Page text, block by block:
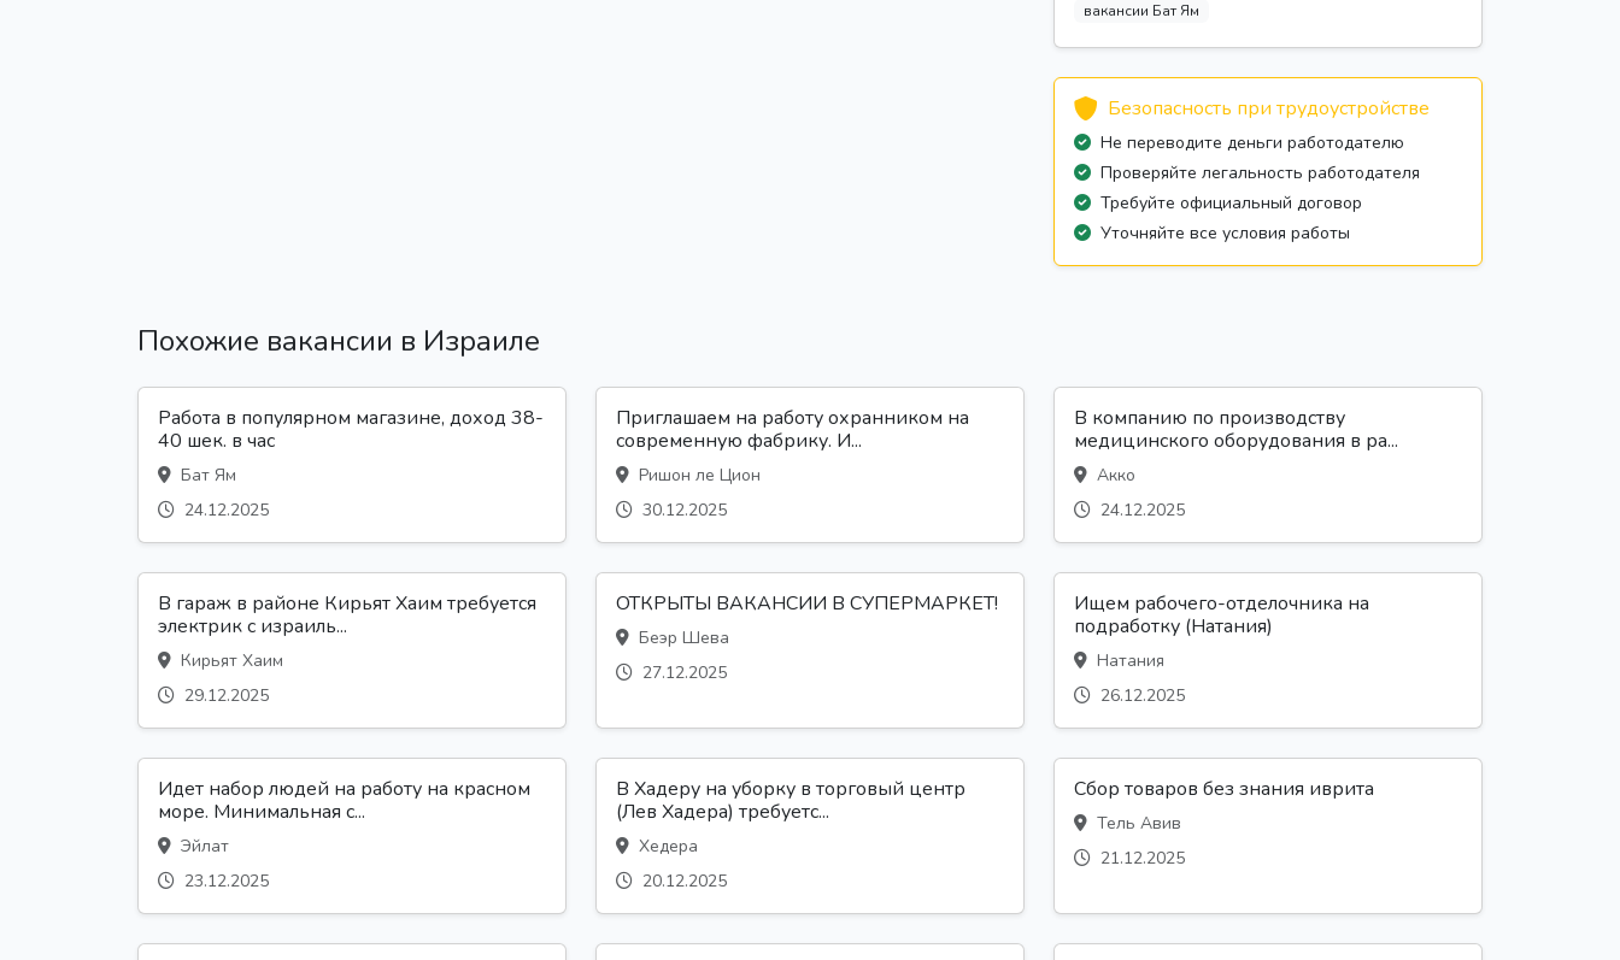
вакансии Бат Ям
Безопасность при трудоустройстве
Не переводите деньги работодателю
Проверяйте легальность работодателя
Требуйте официальный договор
Уточняйте все условия работы
Похожие вакансии в Израиле
Работа в популярном магазине, доход 38-
40 шек. в час
Бат Ям
24.12.2025
Приглашаем на работу охранником на
современную фабрику. И...
Ришон ле Цион
30.12.2025
В компанию по производству
медицинского оборудования в ра...
Акко
24.12.2025
В гараж в районе Кирьят Хаим требуется
электрик с израиль...
Кирьят Хаим
29.12.2025
ОТКРЫТЫ ВАКАНСИИ В СУПЕРМАРКЕТ!
Беэр Шева
27.12.2025
Ищем рабочего-отделочника на
подработку (Натания)
Натания
26.12.2025
Идет набор людей на работу на красном
море. Минимальная с...
Эйлат
23.12.2025
В Хадеру на уборку в торговый центр
(Лев Хадера) требуетс...
Хедера
20.12.2025
Сбор товаров без знания иврита
Тель Авив
21.12.2025